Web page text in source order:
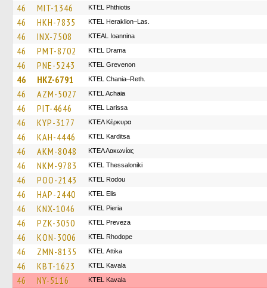
46 MIT-1346 ΚΤΕL Phthiotis
46 HKH-7835 KTEL Heraklion–Las.
46 INX-7508 KTEAL Ioannina
46 PMT-8702 KTEL Drama
46 PNE-5243 ΚΤΕL Grevenon
46 HKZ-6791 KTEL Chania–Reth.
46 AZM-5027 KTEL Achaia
46 PIT-4646 KTEL Larissa
46 KYP-3177 ΚΤΕΛ Κέρκυρα
46 KAH-4446 ΚΤΕL Karditsa
46 AKM-8048 ΚΤΕΛ Λακωνίας
46 NKM-9783 KTEL Thessaloniki
46 POO-2143 ΚΤΕL Rodou
46 HAP-2440 KTEL Elis
46 KNX-1046 KTEL Pieria
46 PZK-3050 KTEL Preveza
46 KON-3006 KTEL Rhodope
46 ZMN-8135 KΤΕL Αttika
46 KBT-1623 KTEL Kavala
46 NY-5116 KTEL Kavala